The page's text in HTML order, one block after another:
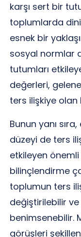
karşı sert bir
toplumlarda
esnek bir
sosyal normlar
tutumları
değerleri,
ters ilişkiye olan
Bunun yanı
düzeyi de ters
etkileyen
bilinçlendirme
toplumun ters
değiştirilebilir ve
benimsenebilir.
görüşleri